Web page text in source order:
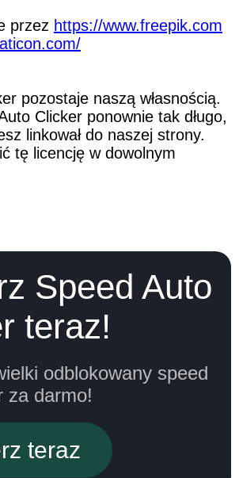
przez https://www.freepik.com
pozostaje naszą własnością.
Clicker ponownie tak długo,
linkował do naszej strony.
tę licencję w dowolnym
Speed Auto
teraz!
odblokowany speed
za darmo!
teraz